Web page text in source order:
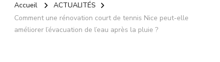
Accueil
ACTUALITÉS
Comment une rénovation court de tennis Nice peut-elle
améliorer l’évacuation de l’eau après la pluie ?